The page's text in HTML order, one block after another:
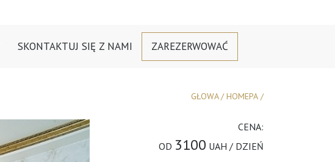
SKONTAKTUJ SIĘ Z NAMI ZAREZERWOWAĆ
GŁOWA /НОМЕРА /
CENA:
OD 3100 UAH / DZIEŃ